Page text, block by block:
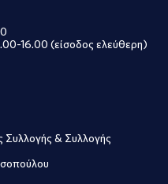
16.00 (είσοδος ελεύθερη)
Συλλογής & Συλλογής